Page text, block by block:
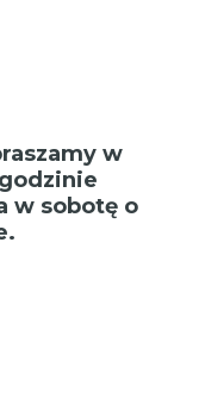
w
w sobotę o